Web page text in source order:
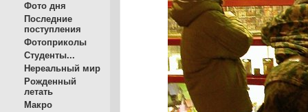
Фото дня
Последние
поступления
Фотоприколы
Студенты...
Нереальный мир
Рожденный
летать
Макро